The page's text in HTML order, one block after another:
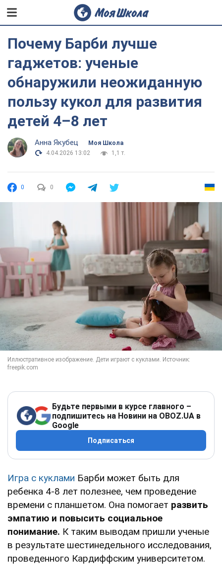
Почему Барби лучше
гаджетов: ученые
обнаружили неожиданную
пользу кукол для развития
детей 4–8 лет
Анна Якубец
Моя Школа
4.04.2026 13:02
1,1 т.
0 0
Будьте первыми в курсе главного –
подпишитесь на Новини на OBOZ.UA в
Google
Подписаться
Игра с куклами Барби может быть для
ребенка 4-8 лет полезнее, чем проведение
времени с планшетом. Она помогает развить
эмпатию и повысить социальное
понимание. К таким выводам пришли ученые
в результате шестинедельного исследования,
проведенного Кардиффским университетом.